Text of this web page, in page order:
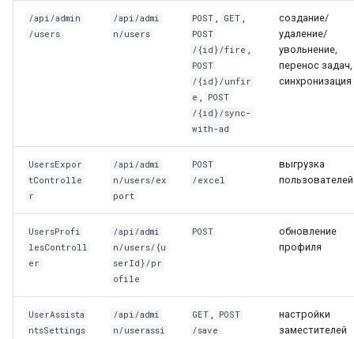
/api/admin
/users
/api/admi
n/users
POST GET
POST
/{id}/fire
POST
/{id}/unfir
e
POST
/{id}/sync-
with-ad
создание/
удаление/
увольнение,
перенос задач,
синхронизация
UsersExpor
tControlle
r
/api/admi
n/users/ex
port
POST
/excel
выгрузка
пользователей
UsersProfi
lesControll
er
/api/admi
n/users/{u
serId}/pr
ofile
POST
обновление
профиля
UserAssista
ntsSettings
/api/admi
n/userassi
GET
POST
/save
настройки
заместителей